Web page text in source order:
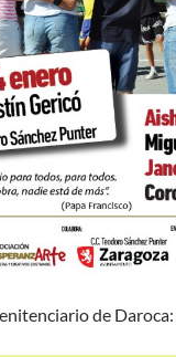
de Daroca: